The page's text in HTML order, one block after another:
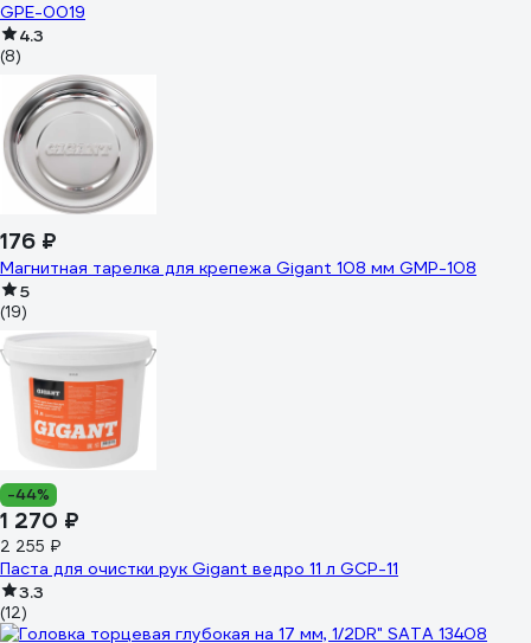
GPE-0019
4.3
(8)
176 ₽
Магнитная тарелка для крепежа Gigant 108 мм GMP-108
5
(19)
-44%
1 270 ₽
2 255 ₽
Паста для очистки рук Gigant ведро 11 л GCP-11
3.3
(12)